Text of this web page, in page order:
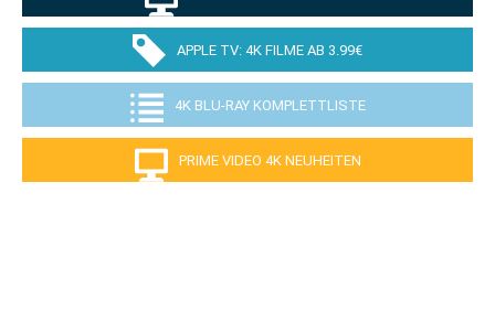
APPLE TV: 4K FILME AB 3.99€
4K BLU-RAY KOMPLETTLISTE
PRIME VIDEO 4K NEUHEITEN